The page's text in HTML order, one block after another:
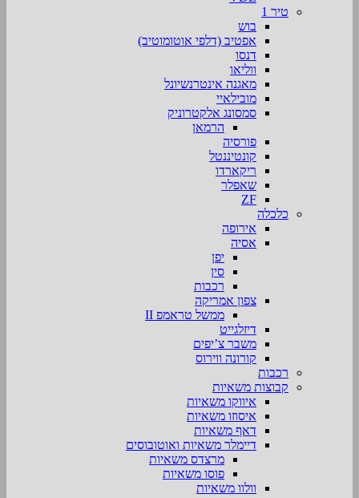
טיר 1
בוש
אפטיב (דלפי אוטומוטיב)
דנסו
ווליאו
מאגנה אינטרנשיונל
מובילאיי
סמסונג אלקטרוניק
הרמאן
פורסיה
קונטיננטל
ריקארדו
שאפלר
ZF
כלכלה
אירופה
אסיה
יפן
סין
רכבות
צפון אמריקה
ממשל טראמפ II
דיזלגייט
משבר צ’יפים
קורונה ווירוס
רכבות
קבוצות משאיות
איווקו משאיות
איסוזו משאיות
דאף משאיות
דיימלר משאיות ואוטובוסים
מרצדס משאיות
פוסו משאיות
וולוו משאיות